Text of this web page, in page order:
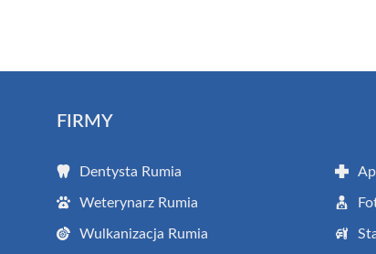
FIRMY
Dentysta Rumia
Weterynarz Rumia
Wulkanizacja Rumia